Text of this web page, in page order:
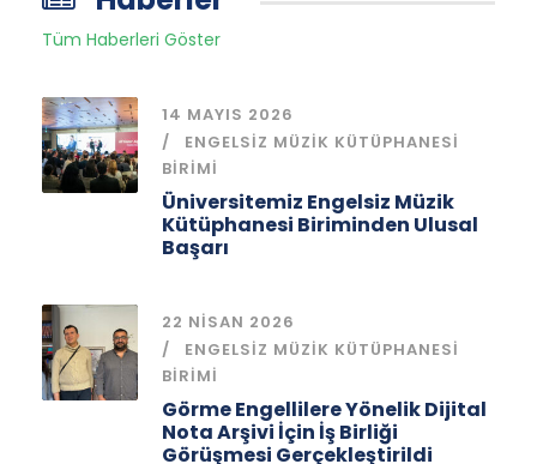
Tüm Haberleri Göster
14 MAYIS 2026
ENGELSIZ MÜZIK KÜTÜPHANESI
BIRIMI
Üniversitemiz Engelsiz Müzik
Kütüphanesi Biriminden Ulusal
Başarı
22 NISAN 2026
ENGELSIZ MÜZIK KÜTÜPHANESI
BIRIMI
Görme Engellilere Yönelik Dijital
Nota Arşivi İçin İş Birliği
Görüşmesi Gerçekleştirildi